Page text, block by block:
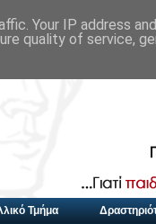
Τμήμα
Your IP address
quality of service,